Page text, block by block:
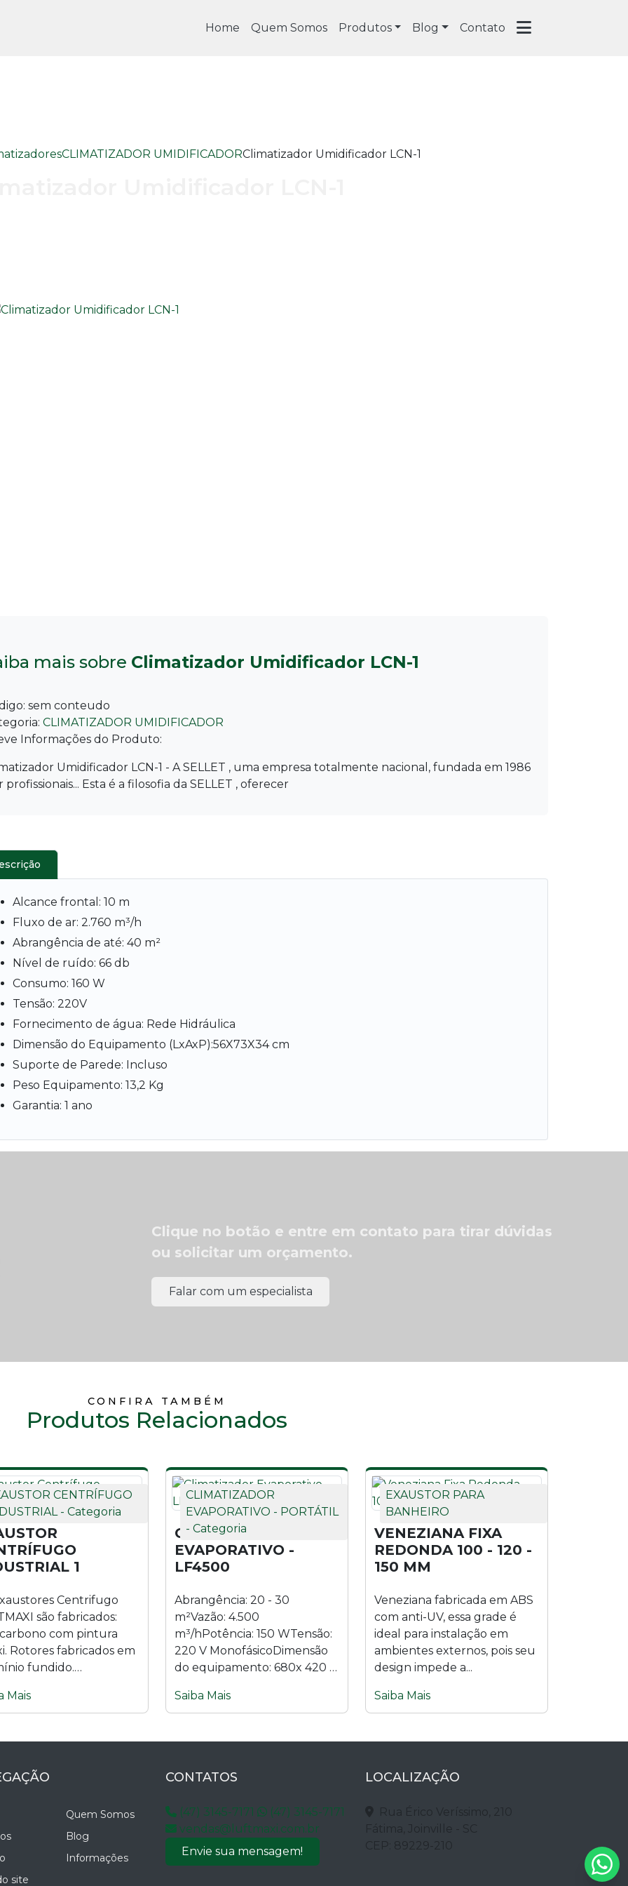
Home Quem Somos Produtos Blog Contato
CLIMATIZADOR UMIDIFICADORClimatizador Umidificador LCN-1
mais sobre Climatizador Umidificador LCN-1
sem conteudo
CLIMATIZADOR UMIDIFICADOR
Informações do Produto:
Umidificador LCN-1 - A SELLET , uma empresa totalmente nacional, fundada em 1986
profissionais... Esta é a filosofia da SELLET , oferecer
Alcance frontal: 10 m
Fluxo de ar: 2.760 m³/h
Abrangência de até: 40 m²
Nível de ruído: 66 db
Consumo: 160 W
Tensão: 220V
Fornecimento de água: Rede Hidráulica
Dimensão do Equipamento (LxAxP):56X73X34 cm
Suporte de Parede: Incluso
Peso Equipamento: 13,2 Kg
Garantia: 1 ano
Clique no botão e entre em contato para tirar dúvidas
ou solicitar um orçamento.
Falar com um especialista
CONFIRA TAMBÉM
Produtos Relacionados
CENTRÍFUGO
- Categoria
1
Centrifugo
são fabricados:
com pintura
Rotores fabricados em
fundido.
Acionado através de
Mais
CLIMATIZADOR
EVAPORATIVO - PORTÁTIL
- Categoria
CLIMATIZADOR
EVAPORATIVO -
LF4500
Abrangência: 20 - 30
m²Vazão: 4.500
m³/hPotência: 150 WTensão:
220 V MonofásicoDimensão
do equipamento: 680x 420 x
Saiba Mais
EXAUSTOR PARA
BANHEIRO
VENEZIANA FIXA
REDONDA 100 - 120 -
150 MM
Veneziana fabricada em ABS
com anti-UV, essa grade é
ideal para instalação em
ambientes externos, pois seu
design impede a...
Saiba Mais
Quem Somos
Blog
Informações
site
CONTATOS
(47) 3145-7171
(47) 3145-7171
vendas@luftmaxi.com.br
Envie sua mensagem!
LOCALIZAÇÃO
Rua Érico Veríssimo, 210
Fátima, Joinville - SC
CEP: 89229-210